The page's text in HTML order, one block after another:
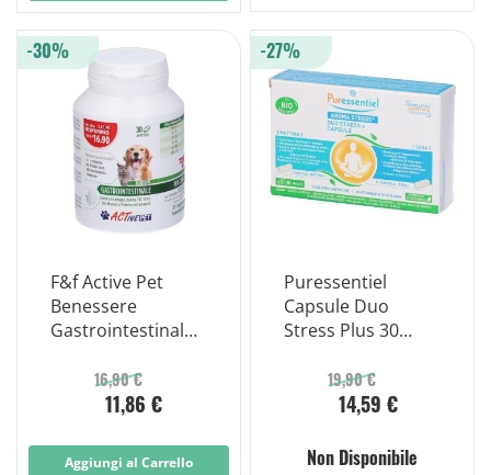
F&f Active Pet
Benessere
Gastrointestinale
Cani e Gatti
16,90 €
11,86 €
-30%
Aggiungi al Carrello
Puressentiel
Capsule Duo
Stress Plus 30
19,90 €
14,59 €
-27%
Non Disponibile